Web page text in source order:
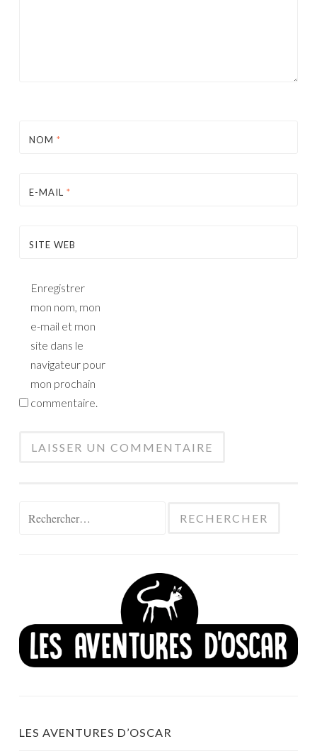
NOM *
E-MAIL *
SITE WEB
Enregistrer
mon nom, mon
e-mail et mon
site dans le
navigateur pour
mon prochain
commentaire.
LES AVENTURES D’OSCAR